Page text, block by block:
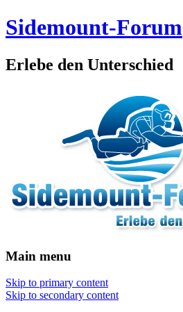
Sidemount-Forum
Erlebe den Unterschied
Main menu
Skip to primary content
Skip to secondary content